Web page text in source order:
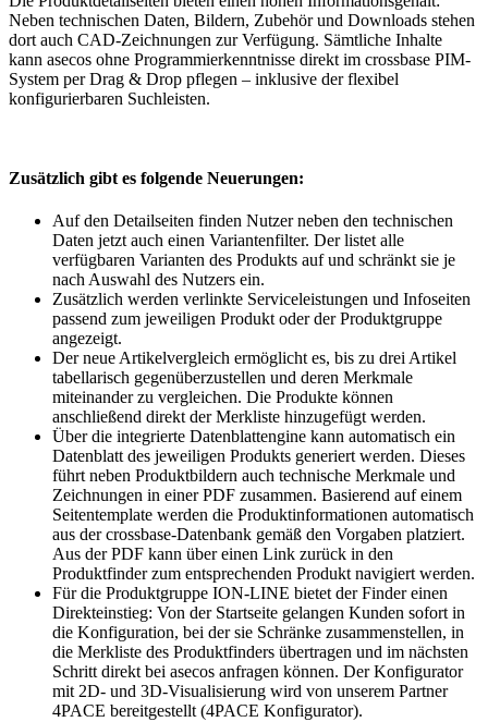
Neben technischen Daten, Bildern, Zubehör und Downloads stehen
dort auch CAD-Zeichnungen zur Verfügung. Sämtliche Inhalte
kann asecos ohne Programmierkenntnisse direkt im crossbase PIM-
System per Drag & Drop pflegen – inklusive der flexibel
konfigurierbaren Suchleisten.
Zusätzlich gibt es folgende Neuerungen:
Auf den Detailseiten finden Nutzer neben den technischen
Daten jetzt auch einen Variantenfilter. Der listet alle
verfügbaren Varianten des Produkts auf und schränkt sie je
nach Auswahl des Nutzers ein.
Zusätzlich werden verlinkte Serviceleistungen und Infoseiten
passend zum jeweiligen Produkt oder der Produktgruppe
angezeigt.
Der neue Artikelvergleich ermöglicht es, bis zu drei Artikel
tabellarisch gegenüberzustellen und deren Merkmale
miteinander zu vergleichen. Die Produkte können
anschließend direkt der Merkliste hinzugefügt werden.
Über die integrierte Datenblattengine kann automatisch ein
Datenblatt des jeweiligen Produkts generiert werden. Dieses
führt neben Produktbildern auch technische Merkmale und
Zeichnungen in einer PDF zusammen. Basierend auf einem
Seitentemplate werden die Produktinformationen automatisch
aus der crossbase-Datenbank gemäß den Vorgaben platziert.
Aus der PDF kann über einen Link zurück in den
Produktfinder zum entsprechenden Produkt navigiert werden.
Für die Produktgruppe ION-LINE bietet der Finder einen
Direkteinstieg: Von der Startseite gelangen Kunden sofort in
die Konfiguration, bei der sie Schränke zusammenstellen, in
die Merkliste des Produktfinders übertragen und im nächsten
Schritt direkt bei asecos anfragen können. Der Konfigurator
mit 2D- und 3D-Visualisierung wird von unserem Partner
4PACE bereitgestellt (4PACE Konfigurator).